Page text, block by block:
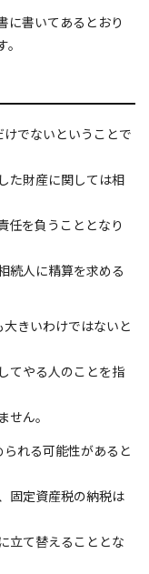
に書いてあるとおり
でないということで
た財産に関しては相
任を負うこととなり
続人に精算を求める
きいわけではないと
てやる人のことを指
ん。
れる可能性があると
固定資産税の納税は
立て替えることとな